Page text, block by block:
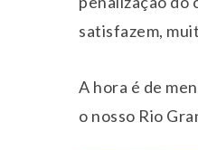
satisfazem,
A hora é de
o nosso Rio